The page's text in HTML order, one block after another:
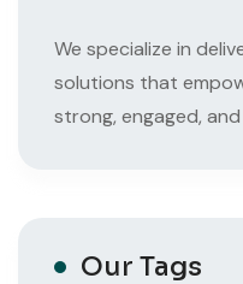
We specialize in
solutions that
strong, engaged,
Our Tags